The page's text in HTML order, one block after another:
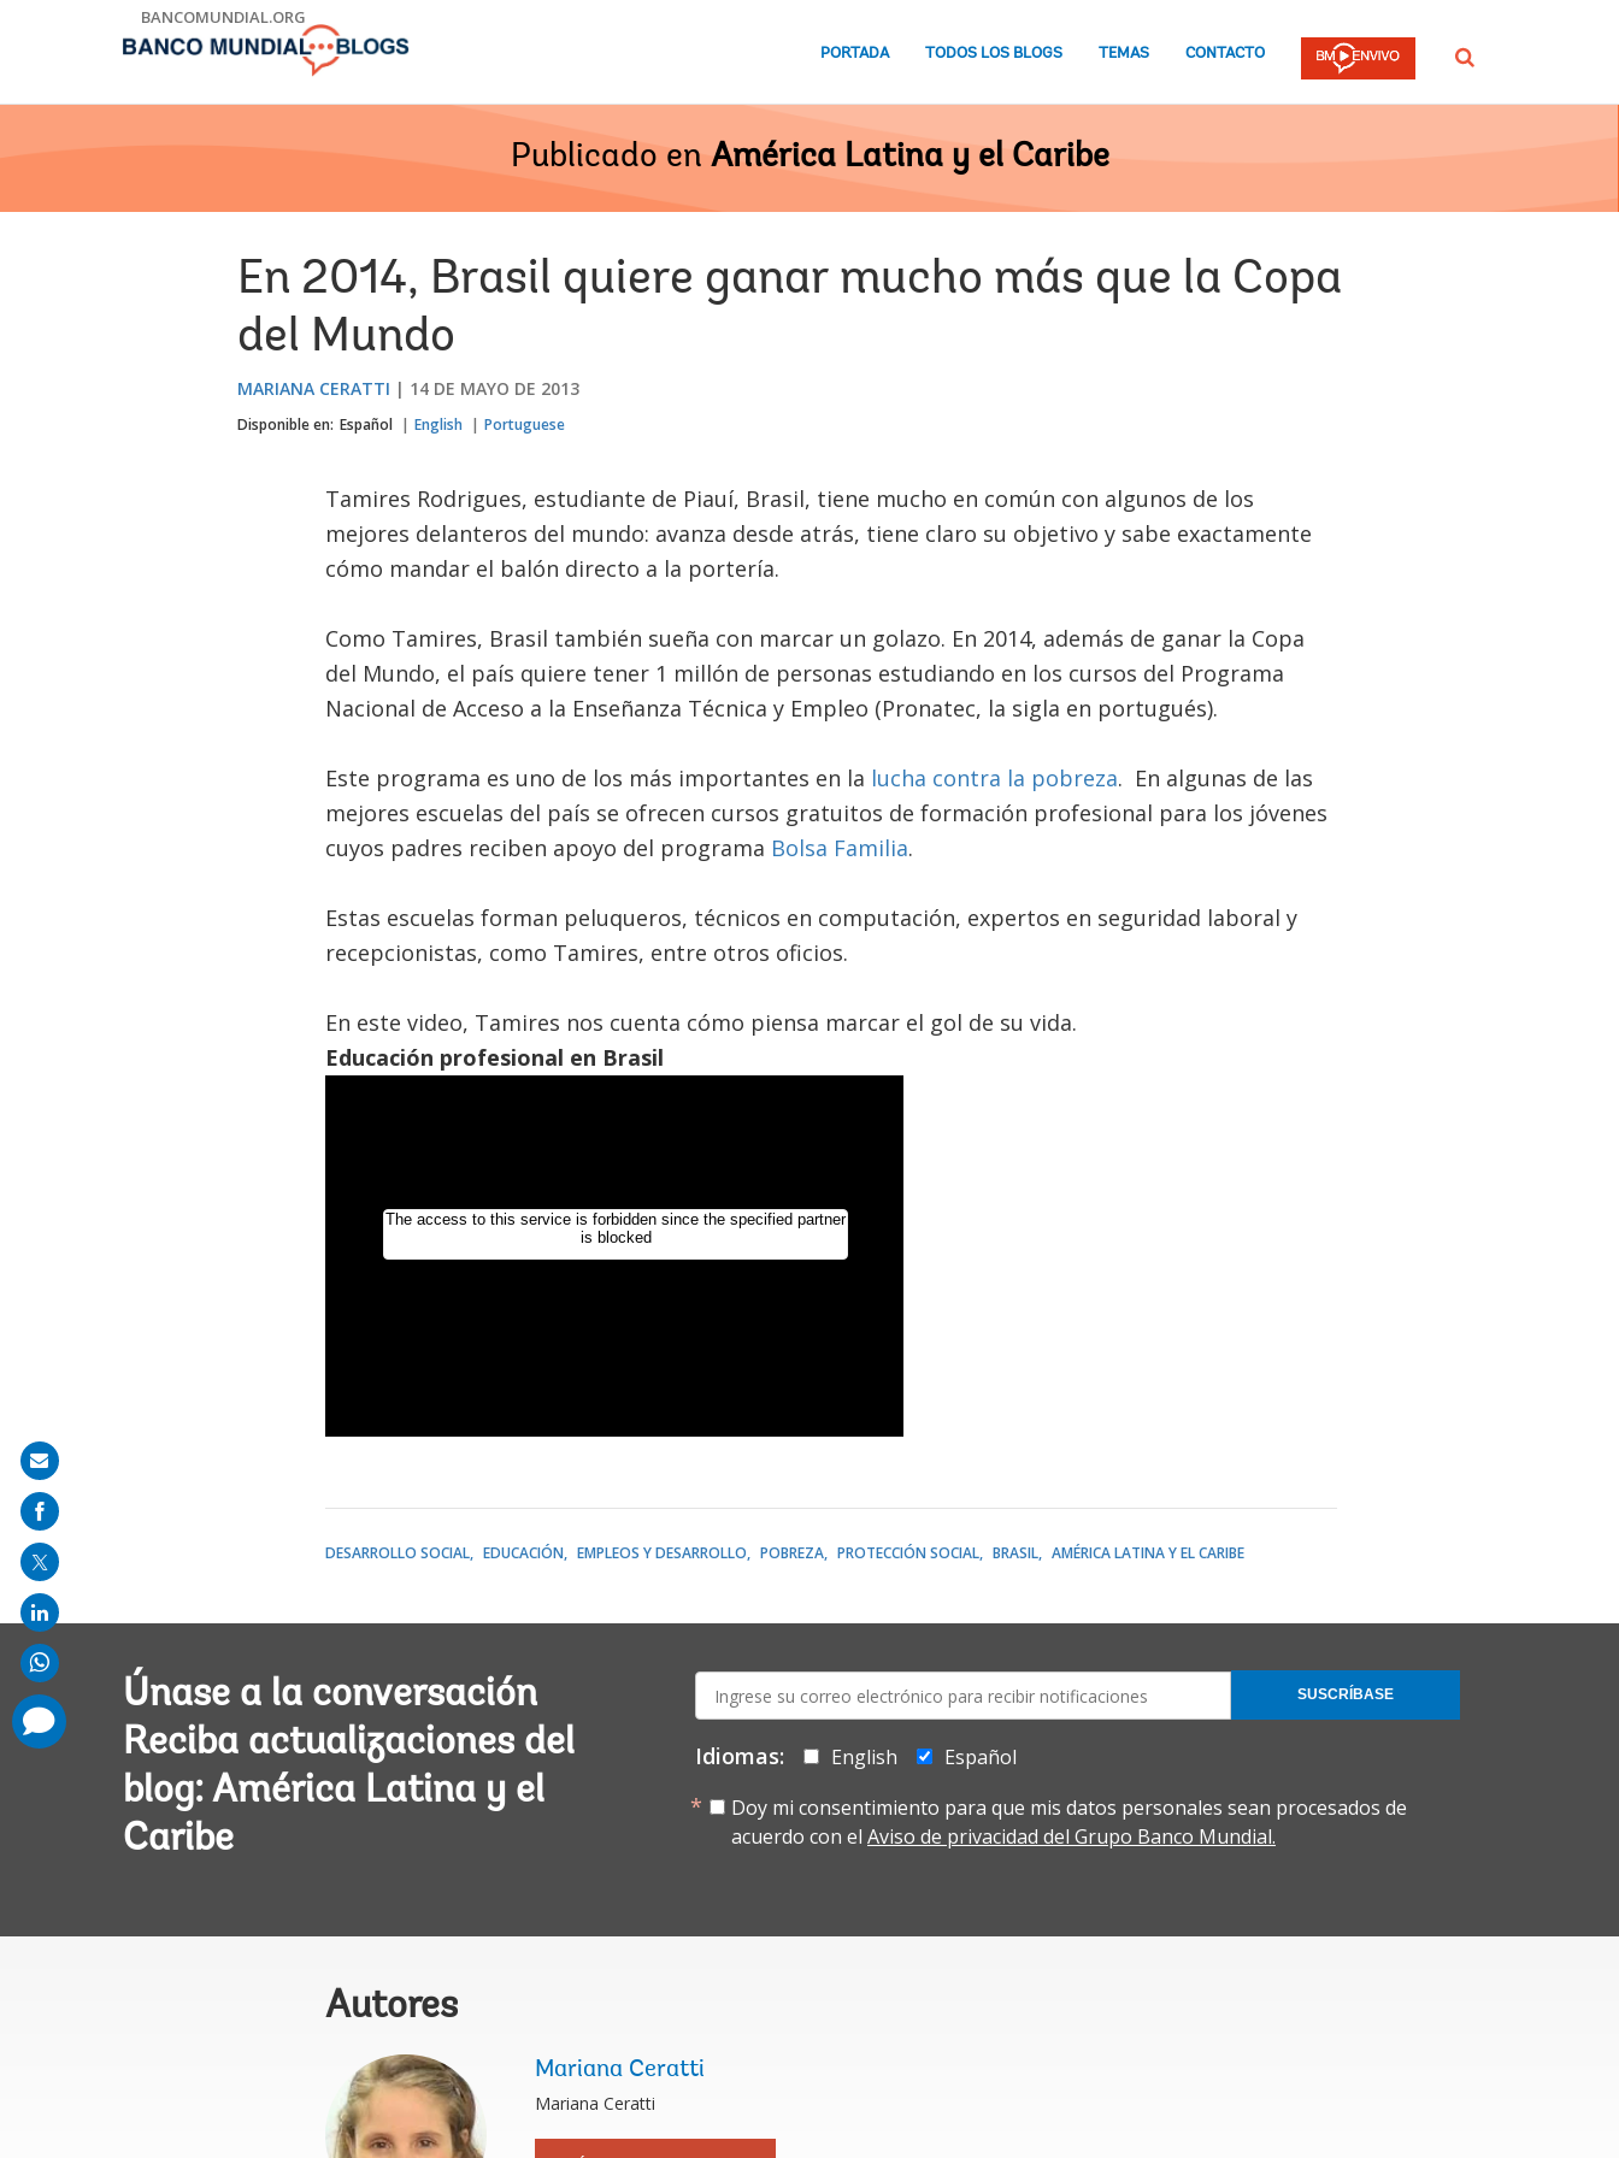
BANCOMUNDIAL.ORG
PORTADA TODOS LOS BLOGS TEMAS CONTACTO Buscar
Publicado en América Latina y el Caribe
En 2014, Brasil quiere ganar mucho más que la Copa
del Mundo
MARIANA CERATTI 14 DE MAYO DE 2013
Disponible en: Español English Portuguese
Tamires Rodrigues, estudiante de Piauí, Brasil, tiene mucho en común con algunos de los
mejores delanteros del mundo: avanza desde atrás, tiene claro su objetivo y sabe exactamente
cómo mandar el balón directo a la portería.
Como Tamires, Brasil también sueña con marcar un golazo. En 2014, además de ganar la Copa
del Mundo, el país quiere tener 1 millón de personas estudiando en los cursos del Programa
Nacional de Acceso a la Enseñanza Técnica y Empleo (Pronatec, la sigla en portugués).
Este programa es uno de los más importantes en la lucha contra la pobreza. En algunas de las
mejores escuelas del país se ofrecen cursos gratuitos de formación profesional para los jóvenes
cuyos padres reciben apoyo del programa Bolsa Familia.
Estas escuelas forman peluqueros, técnicos en computación, expertos en seguridad laboral y
recepcionistas, como Tamires, entre otros oficios.
En este video, Tamires nos cuenta cómo piensa marcar el gol de su vida.
Educación profesional en Brasil
DESARROLLO SOCIAL EDUCACIÓN EMPLEOS Y DESARROLLO POBREZA PROTECCIÓN SOCIAL BRASIL AMÉRICA LATINA Y EL CARIBE
Únase a la conversación
Reciba actualizaciones del
blog: América Latina y el
Caribe
mail:
Idiomas: English
Español
Doy mi consentimiento para que mis datos personales sean procesados de
acuerdo con el Aviso de privacidad del Grupo Banco Mundial.
SUSCRÍBASE
Autores
Mariana Ceratti
Mariana Ceratti
Share
on
mail
comments
added